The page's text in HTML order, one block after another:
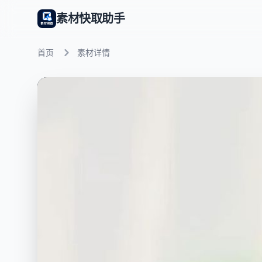
素材快取助手
首页 素材详情